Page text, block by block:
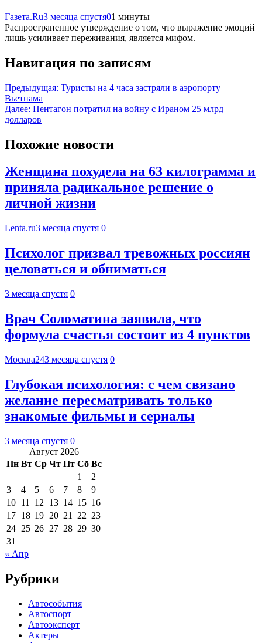
Газета.Ru3 месяца спустя01 минуты
Распространенное утверждение о том, что выражение эмоций
лишь усиливает переживания, является мифом.
Навигация по записям
Предыдущая: Туристы на 4 часа застряли в аэропорту
Вьетнама
Далее: Пентагон потратил на войну с Ираном 25 млрд
долларов
Похожие новости
Женщина похудела на 63 килограмма и
приняла радикальное решение о
личной жизни
Lenta.ru3 месяца спустя 0
Психолог призвал тревожных россиян
целоваться и обниматься
3 месяца спустя 0
Врач Соломатина заявила, что
формула счастья состоит из 4 пунктов
Москва243 месяца спустя 0
Глубокая психология: с чем связано
желание пересматривать только
знакомые фильмы и сериалы
3 месяца спустя 0
Август 2026
Пн Вт Ср Чт Пт Сб Вс
1
2
3
4 5 6 7 8
9
10 11 12 13 14 15 16
17 18 19 20 21 22 23
24 25 26 27 28 29 30
31
« Апр
Рубрики
Автособытия
Автоспорт
Автоэксперт
Актеры